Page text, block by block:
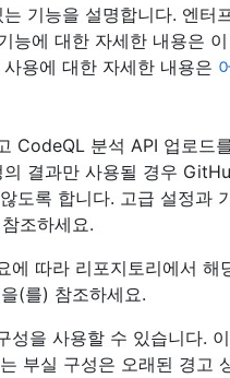
기능을 설명합니다. 엔터
능에 대한 자세한 내용은
용에 대한 자세한 내용은
CodeQL 분석 API 업로드
결과만 사용될 경우
도록 합니다. 고급 설정과
조하세요.
따라 리포지토리에서 해
을(를) 참조하세요.
을 사용할 수 있습니다.
부실 구성은 오래된 경고